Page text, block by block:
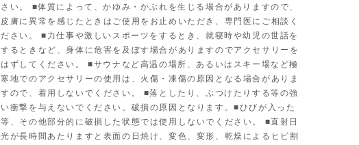
さい。 ■体質によって、かゆみ・かぶれを生じる場合がありますので、
皮膚に異常を感じたときはご使用をお止めいただき、専門医にご相談く
ださい。 ■力仕事や激しいスポーツをするとき、就寝時や幼児の世話を
するときなど、身体に危害を及ぼす場合がありますのでアクセサリーを
はずしてください。 ■サウナなど高温の場所、あるいはスキー場など極
寒地でのアクセサリーの使用は、火傷・凍傷の原因となる場合がありま
すので、着用しないでください。 ■落としたり、ぶつけたりする等の強
い衝撃を与えないでください。破損の原因となります。■ひびが入った
等、その他部分的に破損した状態では使用しないでください。 ■直射日
光が長時間あたりますと表面の日焼け、変色、変形、乾燥によるヒビ割